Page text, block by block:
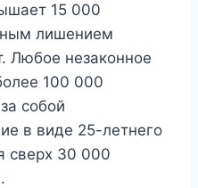
15 000
лишением
Любое незаконное
100 000
собой
в виде 25-летнего
сверх 30 000